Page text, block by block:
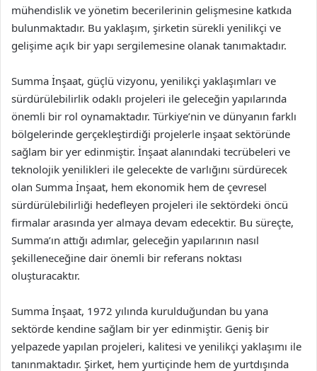
mühendislik ve yönetim becerilerinin gelişmesine katkıda
bulunmaktadır. Bu yaklaşım, şirketin sürekli yenilikçi ve
gelişime açık bir yapı sergilemesine olanak tanımaktadır.
Summa İnşaat, güçlü vizyonu, yenilikçi yaklaşımları ve
sürdürülebilirlik odaklı projeleri ile geleceğin yapılarında
önemli bir rol oynamaktadır. Türkiye’nin ve dünyanın farklı
bölgelerinde gerçekleştirdiği projelerle inşaat sektöründe
sağlam bir yer edinmiştir. İnşaat alanındaki tecrübeleri ve
teknolojik yenilikleri ile gelecekte de varlığını sürdürecek
olan Summa İnşaat, hem ekonomik hem de çevresel
sürdürülebilirliği hedefleyen projeleri ile sektördeki öncü
firmalar arasında yer almaya devam edecektir. Bu süreçte,
Summa’ın attığı adımlar, geleceğin yapılarının nasıl
şekilleneceğine dair önemli bir referans noktası
oluşturacaktır.
Summa İnşaat, 1972 yılında kurulduğundan bu yana
sektörde kendine sağlam bir yer edinmiştir. Geniş bir
yelpazede yapılan projeleri, kalitesi ve yenilikçi yaklaşımı ile
tanınmaktadır. Şirket, hem yurtiçinde hem de yurtdışında